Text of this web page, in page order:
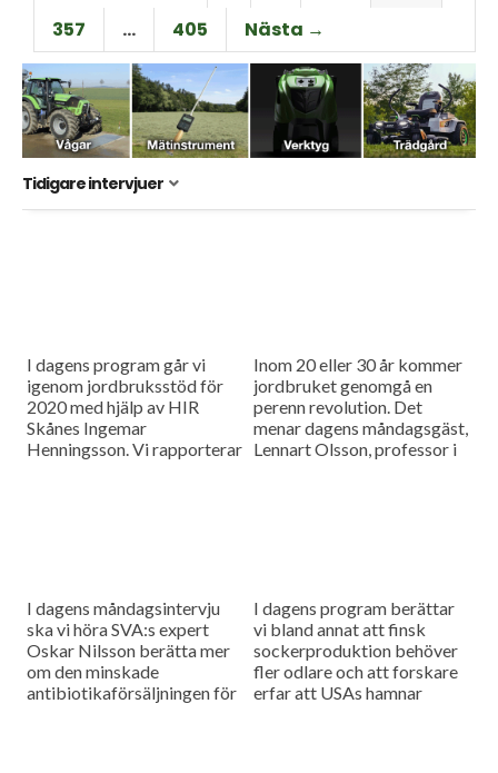
357
… 405 Nästa →
Tidigare intervjuer
I dagens program går vi
igenom jordbruksstöd för
2020 med hjälp av HIR
Skånes Ingemar
Henningsson. Vi rapporterar
Inom 20 eller 30 år kommer
jordbruket genomgå en
perenn revolution. Det
menar dagens måndagsgäst,
Lennart Olsson, professor i
I dagens måndagsintervju
ska vi höra SVA:s expert
Oskar Nilsson berätta mer
om den minskade
antibiotikaförsäljningen för
I dagens program berättar
vi bland annat att finsk
sockerproduktion behöver
fler odlare och att forskare
erfar att USAs hamnar